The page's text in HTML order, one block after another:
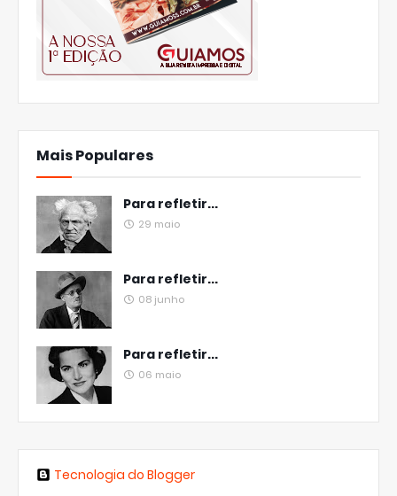
Mais Populares
Para refletir...
29 maio
Para refletir...
08 junho
Para refletir...
06 maio
Tecnologia do Blogger